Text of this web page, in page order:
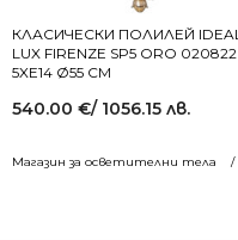
Магазин за осветителни тела
КЛАСИЧЕСКИ ПОЛИЛЕЙ IDEAL
LUX FIRENZE SP5 ORO 020822
5XE14 Ø55 СМ
540.00 €/ 1056.15 лв.